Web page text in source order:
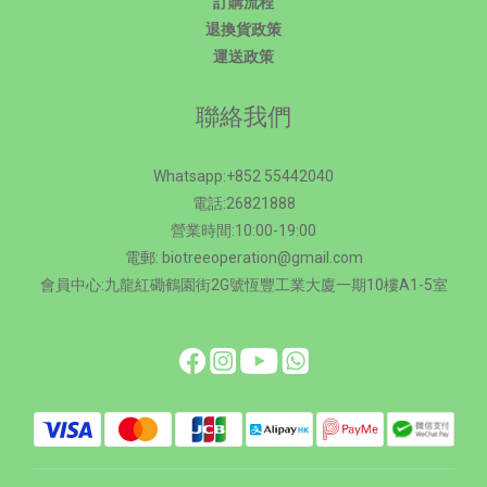
退換貨政策
運送政策
聯絡我們
Whatsapp:+852 55442040
電話:26821888
營業時間:10:00-19:00
電郵: biotreeoperation@gmail.com
會員中心:九龍紅磡鶴園街2G號恆豐工業大廈一期10樓A1-5室